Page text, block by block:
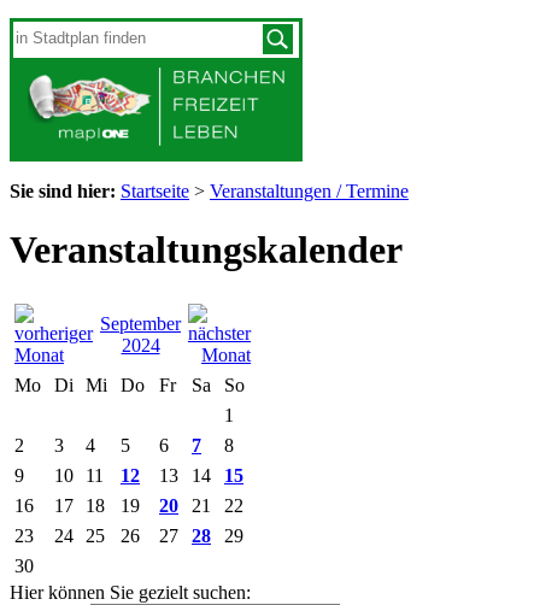
Sie sind hier: Startseite > Veranstaltungen / Termine
Veranstaltungskalender
September
2024
Mo
Di Mi Do Fr Sa
So
1
2
3 4 5 6 7
8
9
10 11 12 13 14
15
16
17 18 19 20 21
22
23
24 25 26 27 28
29
30
Hier können Sie gezielt suchen: